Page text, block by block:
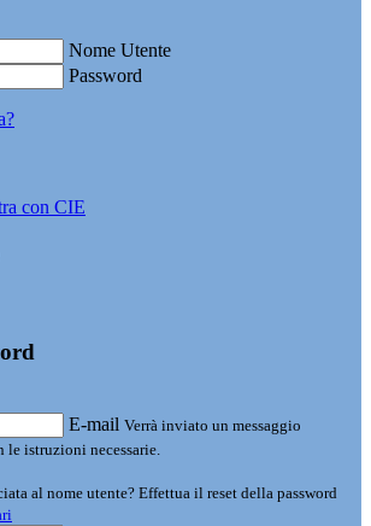
Nome Utente
Password
con CIE
E-mail Verrà inviato un messaggio
istruzioni necessarie.
al nome utente? Effettua il reset della password